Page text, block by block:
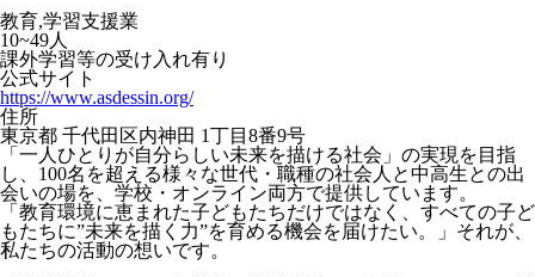
教育,学習支援業
10~49人
課外学習等の受け入れ有り
公式サイト
https://www.asdessin.org/
住所
東京都 千代田区内神田 1丁目8番9号
「一人ひとりが自分らしい未来を描ける社会」の実現を目指
し、100名を超える様々な世代・職種の社会人と中高生との出
会いの場を、学校・オンライン両方で提供しています。
「教育環境に恵まれた子どもたちだけではなく、すべての子ど
もたちに”未来を描く力”を育める機会を届けたい。」それが、
私たちの活動の想いです。